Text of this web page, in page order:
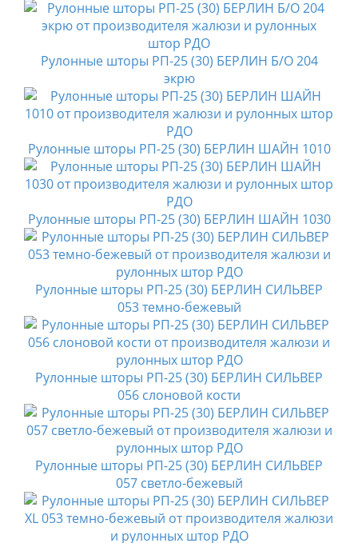
Рулонные шторы РП-25 (30) БЕРЛИН Б/О 204
экрю
Рулонные шторы РП-25 (30) БЕРЛИН ШАЙН 1010
Рулонные шторы РП-25 (30) БЕРЛИН ШАЙН 1030
Рулонные шторы РП-25 (30) БЕРЛИН СИЛЬВЕР
053 темно-бежевый
Рулонные шторы РП-25 (30) БЕРЛИН СИЛЬВЕР
056 слоновой кости
Рулонные шторы РП-25 (30) БЕРЛИН СИЛЬВЕР
057 светло-бежевый